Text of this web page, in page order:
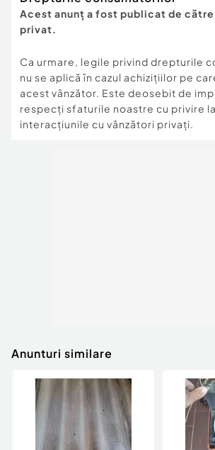
Acest anunț a fost publicat de către
privat.
Ca urmare, legile privind drepturile
nu se aplică în cazul achizițiilor pe
acest vânzător. Este deosebit de
respecți sfaturile noastre cu privire
interacțiunile cu vânzători privați.
Anunturi similare